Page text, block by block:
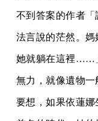
不到答案的作者
法言說的茫然。媽
她就躺在這裡……
無力，就像遺物
要想，如果依蓮